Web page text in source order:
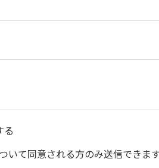
る
いて同意される方のみ送信できま